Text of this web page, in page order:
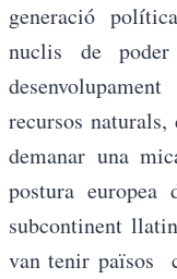
generació
nuclis de
recursos
demanar una
postura
subcontinent
van tenir països